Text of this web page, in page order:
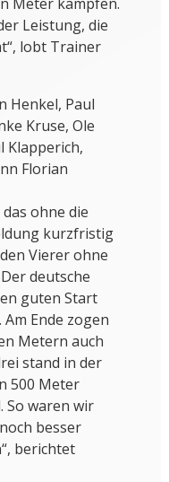
Leistung, die
lobt Trainer
Henkel, Paul
Kruse, Ole
Klapperich,
Florian
ohne die
kurzfristig
Vierer ohne
deutsche
guten Start
Ende zogen
Metern auch
stand in der
500 Meter
So waren wir
besser
berichtet